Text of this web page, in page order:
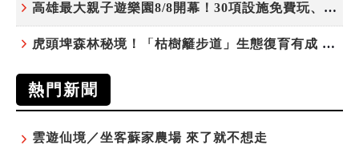
高雄最大親子遊樂園8/8開幕！30項設施免費玩、YOYO家族嗨翻暑假
虎頭埤森林秘境！「枯樹籬步道」生態復育有成 走進大自然生命教室
熱門新聞
雲遊仙境／坐客蘇家農場 來了就不想走